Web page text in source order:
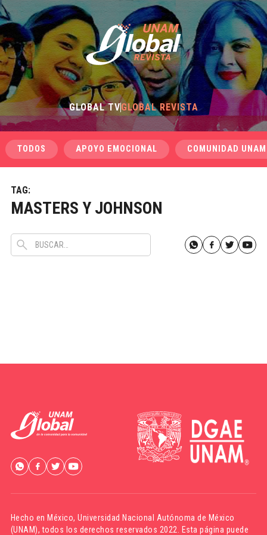
GLOBAL TVGLOBAL REVISTA
TODOS APOYO EMOCIONAL COMUNIDAD UNAM
TAG:
MASTERS Y JOHNSON
Hecho en México,Universidad Nacional Autónoma de México
(UNAM), todos los derechos reservados 2022. Esta página puede